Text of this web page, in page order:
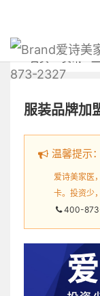
爱诗美
873-2327
首页 资讯
服装品牌加
温馨提示：
爱诗美家医
卡。投资少
400-